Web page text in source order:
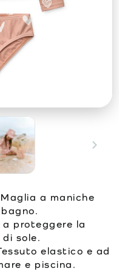
Maglia a maniche
proteggere la
sole.
elastico e ad
e piscina.